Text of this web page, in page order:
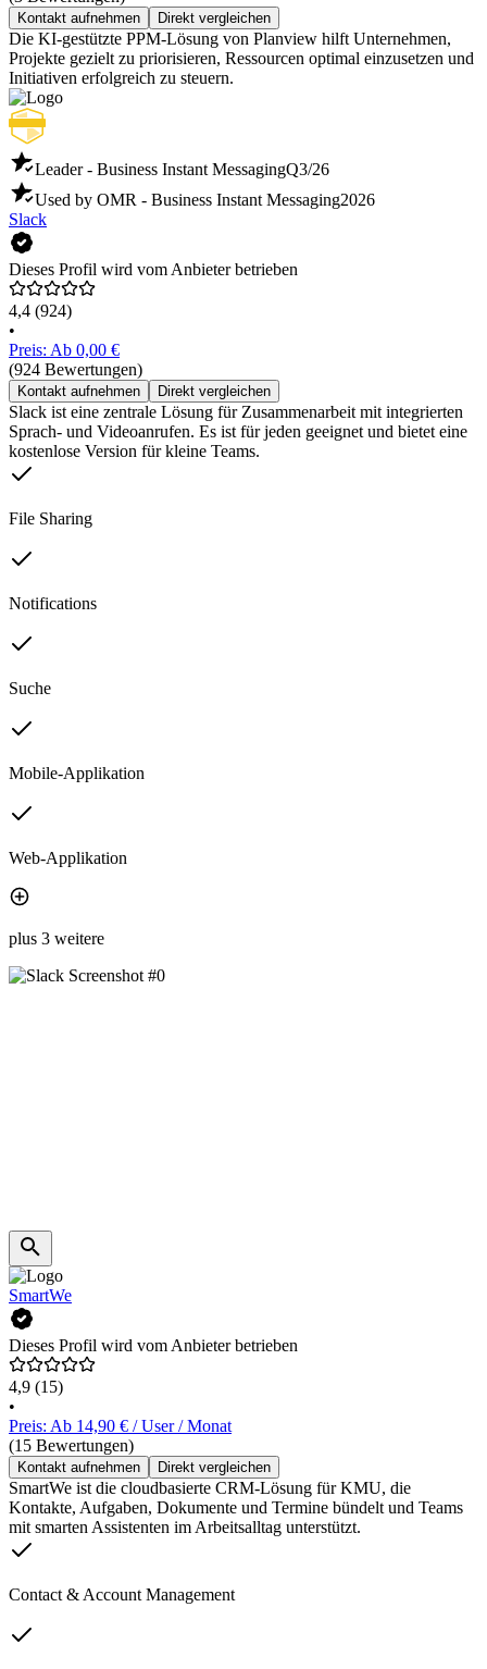
Kontakt aufnehmen Direkt vergleichen
Die KI-gestützte PPM-Lösung von Planview hilft Unternehmen,
Projekte gezielt zu priorisieren, Ressourcen optimal einzusetzen und
Initiativen erfolgreich zu steuern.
Leader - Business Instant MessagingQ3/26
Used by OMR - Business Instant Messaging2026
Slack
Dieses Profil wird vom Anbieter betrieben
4,4 (924)
•
Preis: Ab 0,00 €
(924 Bewertungen)
Kontakt aufnehmen Direkt vergleichen
Slack ist eine zentrale Lösung für Zusammenarbeit mit integrierten
Sprach- und Videoanrufen. Es ist für jeden geeignet und bietet eine
kostenlose Version für kleine Teams.
File Sharing
Notifications
Suche
Mobile-Applikation
Web-Applikation
plus 3 weitere
SmartWe
Dieses Profil wird vom Anbieter betrieben
4,9 (15)
•
Preis: Ab 14,90 € / User / Monat
(15 Bewertungen)
Kontakt aufnehmen Direkt vergleichen
SmartWe ist die cloudbasierte CRM-Lösung für KMU, die
Kontakte, Aufgaben, Dokumente und Termine bündelt und Teams
mit smarten Assistenten im Arbeitsalltag unterstützt.
Contact & Account Management